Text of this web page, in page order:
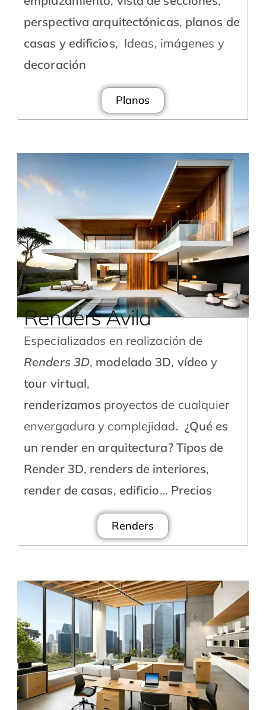
perspectiva arquitectónicas, planos de
casas y edificios, Ideas, imágenes y
decoración
Planos
Renders Ávila
Especializados en realización de
Renders 3D, modelado 3D, vídeo y
tour virtual,
renderizamos proyectos de cualquier
envergadura y complejidad. ¿Qué es
un render en arquitectura? Tipos de
Render 3D, renders de interiores,
render de casas, edificio… Precios
Renders